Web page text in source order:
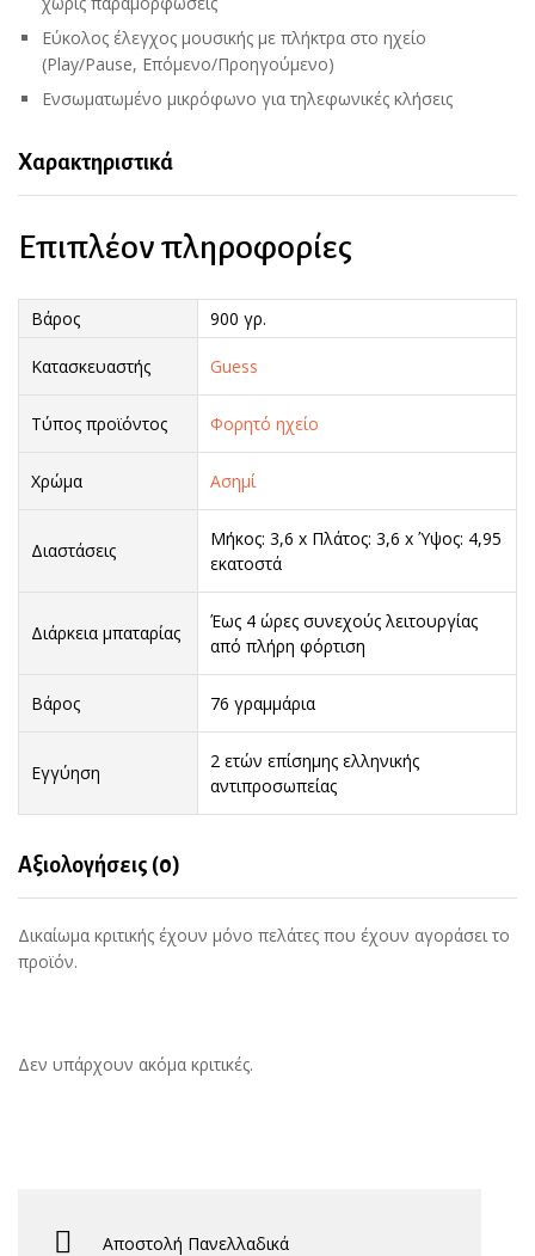
Εύκολος έλεγχος μουσικής με πλήκτρα στο ηχείο
(Play/Pause, Επόμενο/Προηγούμενο)
Ενσωματωμένο μικρόφωνο για τηλεφωνικές κλήσεις
Χαρακτηριστικά
Επιπλέον πληροφορίες
Βάρος 900 γρ.
Κατασκευαστής Guess
Τύπος προϊόντος Φορητό ηχείο
Χρώμα Ασημί
Διαστάσεις
Μήκος: 3,6 x Πλάτος: 3,6 x Ύψος: 4,95
εκατοστά
Διάρκεια μπαταρίας
Έως 4 ώρες συνεχούς λειτουργίας
από πλήρη φόρτιση
Βάρος 76 γραμμάρια
Εγγύηση
2 ετών επίσημης ελληνικής
αντιπροσωπείας
Αξιολογήσεις (0)
Δικαίωμα κριτικής έχουν μόνο πελάτες που έχουν αγοράσει το
προϊόν.
Δεν υπάρχουν ακόμα κριτικές.
Αποστολή Πανελλαδικά